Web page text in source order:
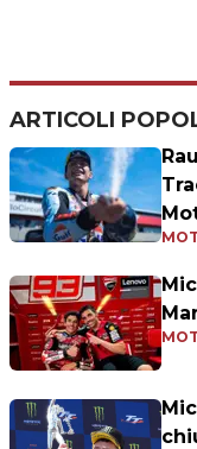
ARTICOLI